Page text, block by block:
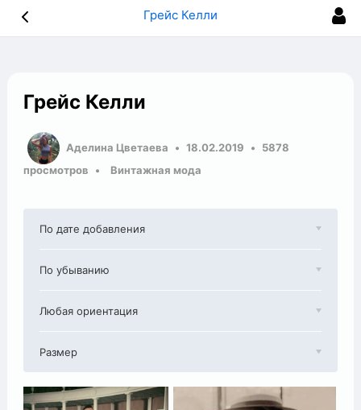
Грейс Келли
Грейс Келли
Аделина Цветаева 18.02.2019
5878
просмотров
Винтажная мода
По дате добавления
По убыванию
Любая ориентация
Размер